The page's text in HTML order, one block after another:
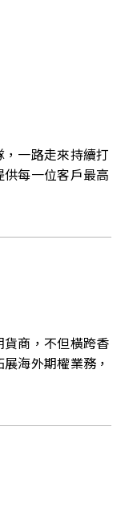
一路走來持續打
每一位客戶最高
商，不但橫跨香
海外期權業務，